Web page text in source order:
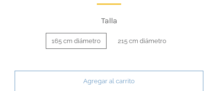
Talla
165 cm diámetro 215 cm diámetro
Agregar al carrito